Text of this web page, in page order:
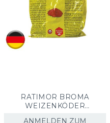
RATIMOR BROMA
WEIZENKÖDER
ANMELDEN ZUM